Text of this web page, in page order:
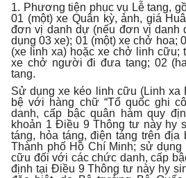
1. Phương tiện phục vụ Lễ tang,
01 (một) xe Quân kỳ, ảnh, giá
đơn vị danh dự (nếu đơn vị
dụng 03 xe); 01 (một) xe chở hoa;
(xe linh xa) hoặc xe chở linh cữu;
xe chở người đi đưa tang; 02
tang.
Sử dụng xe kéo linh cữu (Linh xa
bệ với hàng chữ “Tổ quốc ghi
danh, cấp bậc quân hàm quy
khoản 1 Điều 9 Thông tư này hy
táng, hỏa táng, điện táng trên địa
Thành phố Hồ Chí Minh; sử
cữu đối với các chức danh, cấp
định tại Điều 9 Thông tư này hy